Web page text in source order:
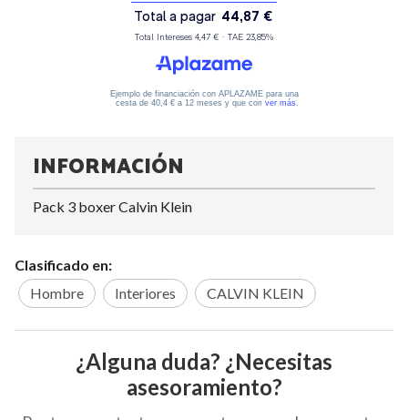
INFORMACIÓN
Pack 3 boxer Calvin Klein
Clasificado en:
Hombre
Interiores CALVIN KLEIN
¿Alguna duda? ¿Necesitas
asesoramiento?